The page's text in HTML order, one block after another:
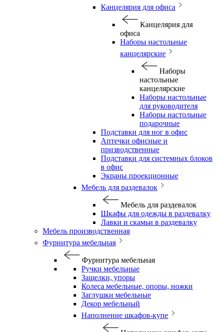
Канцелярия для офиса
Канцелярия для
офиса
Наборы настольные
канцелярские
Наборы
настольные
канцелярские
Наборы настольные
для руководителя
Наборы настольные
подарочные
Подставки для ног в офис
Аптечки офисные и
призводственные
Подставки для системных блоков
в офис
Экраны проекционные
Мебель для раздевалок
Мебель для раздевалок
Шкафы для одежды в раздевалку
Лавки и скамьи в раздевалку
Мебель производственная
Фурнитура мебельная
Фурнитура мебельная
Ручки мебельные
Защелки, упоры
Колеса мебельные, опоры, ножки
Заглушки мебельные
Декор мебельный
Наполнение шкафов-купе